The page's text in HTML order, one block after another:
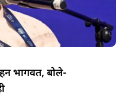
भागवत, बोले-